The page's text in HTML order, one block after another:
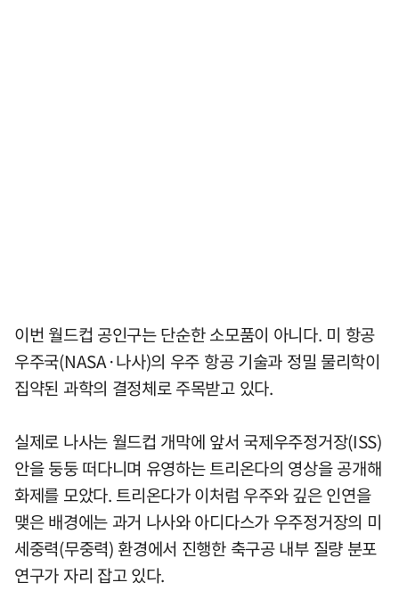
이번 월드컵 공인구는 단순한 소모품이 아니다. 미 항공
우주국(NASA·나사)의 우주 항공 기술과 정밀 물리학이
집약된 과학의 결정체로 주목받고 있다.
실제로 나사는 월드컵 개막에 앞서 국제우주정거장(ISS)
안을 둥둥 떠다니며 유영하는 트리온다의 영상을 공개해
화제를 모았다. 트리온다가 이처럼 우주와 깊은 인연을
맺은 배경에는 과거 나사와 아디다스가 우주정거장의 미
세중력(무중력) 환경에서 진행한 축구공 내부 질량 분포
연구가 자리 잡고 있다.